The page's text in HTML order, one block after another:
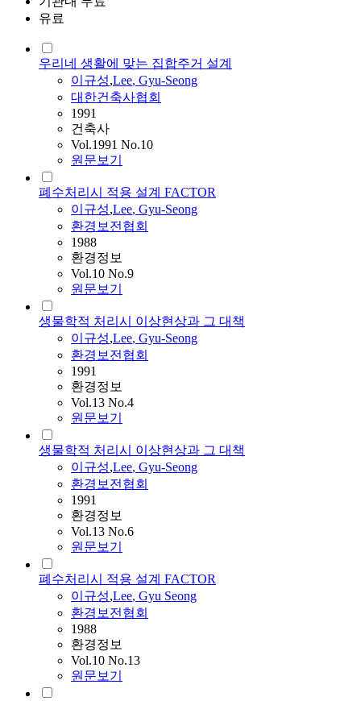
유료
우리네 생활에 맞는 집합주거 설계
이규성,Lee, Gyu-Seong
대한건축사협회
1991
건축사
Vol.1991 No.10
원문보기
폐수처리시 적용 설계 FACTOR
이규성,Lee, Gyu-Seong
환경보전협회
1988
환경정보
Vol.10 No.9
원문보기
생물학적 처리시 이상현상과 그 대책
이규성,Lee, Gyu-Seong
환경보전협회
1991
환경정보
Vol.13 No.4
원문보기
생물학적 처리시 이상현상과 그 대책
이규성,Lee, Gyu-Seong
환경보전협회
1991
환경정보
Vol.13 No.6
원문보기
폐수처리시 적용 설계 FACTOR
이규성,Lee, Gyu Seong
환경보전협회
1988
환경정보
Vol.10 No.13
원문보기